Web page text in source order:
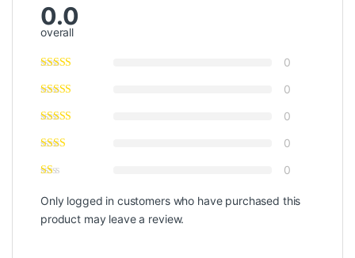
0.0
overall
0
0
0
0
0
Only logged in customers who have purchased this
product may leave a review.